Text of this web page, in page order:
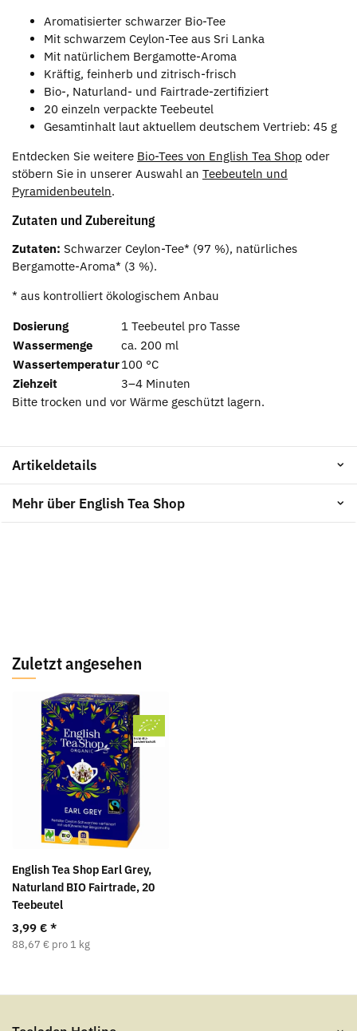
Aromatisierter schwarzer Bio-Tee
Mit schwarzem Ceylon-Tee aus Sri Lanka
Mit natürlichem Bergamotte-Aroma
Kräftig, feinherb und zitrisch-frisch
Bio-, Naturland- und Fairtrade-zertifiziert
20 einzeln verpackte Teebeutel
Gesamtinhalt laut aktuellem deutschem Vertrieb: 45 g
Entdecken Sie weitere Bio-Tees von English Tea Shop oder
stöbern Sie in unserer Auswahl an Teebeuteln und
Pyramidenbeuteln.
Zutaten und Zubereitung
Zutaten: Schwarzer Ceylon-Tee* (97 %), natürliches
Bergamotte-Aroma* (3 %).
* aus kontrolliert ökologischem Anbau
Dosierung
1 Teebeutel pro Tasse
Wassermenge
ca. 200 ml
Wassertemperatur100 °C
Ziehzeit
3–4 Minuten
Bitte trocken und vor Wärme geschützt lagern.
Artikeldetails
Mehr über English Tea Shop
Zuletzt angesehen
English Tea Shop Earl Grey,
Naturland BIO Fairtrade, 20
Teebeutel
3,99 € *
88,67 € pro 1 kg